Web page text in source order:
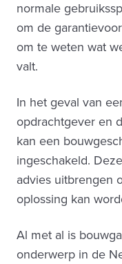
normale
om de
om te weten wat
valt.
In het geval van
opdrachtgever en
kan een
ingeschakeld.
advies uitbrengen
oplossing kan
Al met al is
onderwerp in de